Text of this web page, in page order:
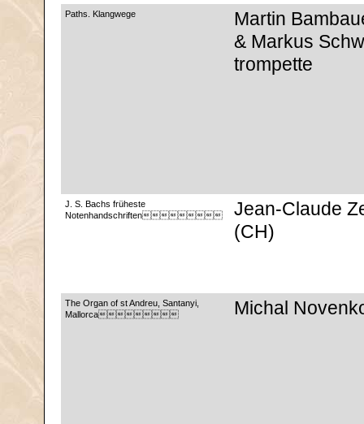
Paths. Klangwege
Martin
& Markus
trompette
J. S. Bachs früheste
Notenhandschriften
Jean-Claude
(CH)
The Organ of st Andreu, Santanyi,
Mallorca
Michal